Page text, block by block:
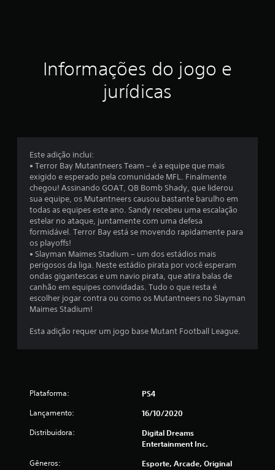
e
s
e
m
u
m
o
t
l
c
Informações do jogo e
jurídicas
Este adição inclui:
• Terror Bay Mutantneers Team – é a equipe que mais
exigido e esperado pela comunidade MFL. Finalmente
chegou! Assinando GOAT, QB Bomb Shady, que liderou
sua equipe, os Mutantneers causou bastante barulho em
todas as equipes este ano. Sandy recebeu uma escalação
estelar no ataque, juntamente com uma defesa
formidável. Terror Bay está se movendo rapidamente para
os playoffs!
• Slayman Maimes Stadium – um dos estádios mais
perigosos da liga. Neste estádio pirata por você esperam
ondas gigantescas e um navio pirata, que atira balas de
canhão em equipes convidadas. Tudo o que resta é
escolher jogar contra ou como os Mutantneers no Slayman
Maimes Stadium!
Esta adição requer um jogo base Mutant Football League.
Plataforma: PS4
Lançamento: 16/10/2020
Distribuidora:
Digital Dreams
Entertainment Inc.
Gêneros: Esporte, Arcade, Original